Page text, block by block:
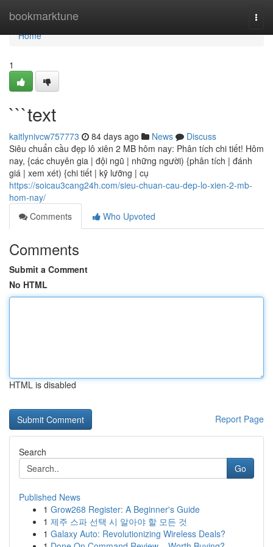
bookmarktune
Home
Home
1
```text
kaitlynivcw757773 84 days ago News
Discuss
Siêu chuẩn cầu đẹp lô xiên 2 MB hôm nay: Phân tích chi tiết! Hôm
nay, {các chuyên gia | đội ngũ | những người) {phân tích | đánh
giá | xem xét) {chi tiết | kỹ lưỡng | cụ
https://soicau3cang24h.com/sieu-chuan-cau-dep-lo-xien-2-mb-
hom-nay/
Comments
Who Upvoted
Comments
Submit a Comment
No HTML
HTML is disabled
Report Page
Search
Go
Published News
1 Grow268 Register: A Beginner's Guide
1 제주 스파 선택 시 알아야 할 모든 것
1 Galaxy Auto: Revolutionizing Wireless Deals?